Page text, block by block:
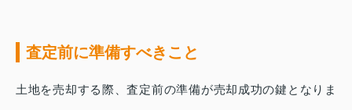
査定前に準備すべきこと
土地を売却する際、査定前の準備が売却成功の鍵となりま